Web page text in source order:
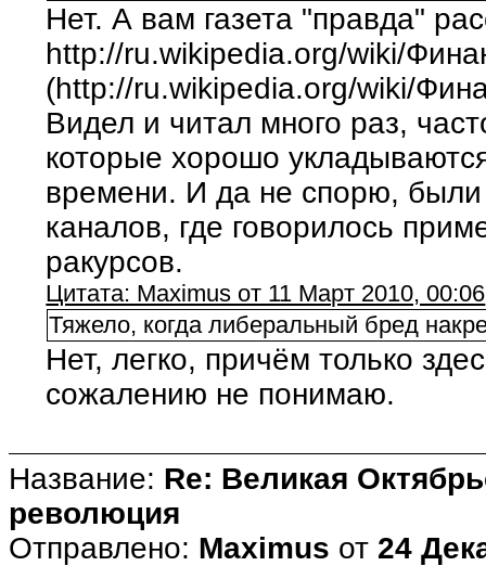
Нет. А вам газета "правда"
http://ru.wikipedia.org/wiki/
(http://ru.wikipedia.org/wiki/
Видел и читал много раз,
которые хорошо
времени. И да не спорю,
каналов, где говорилось
ракурсов.
Цитата: Maximus от 11 Март 2010, 00:06
Тяжело, когда либеральный бред
Нет, легко, причём только
сожалению не понимаю.
Название: Re: Великая
революция
Отправлено: Maximus от 24